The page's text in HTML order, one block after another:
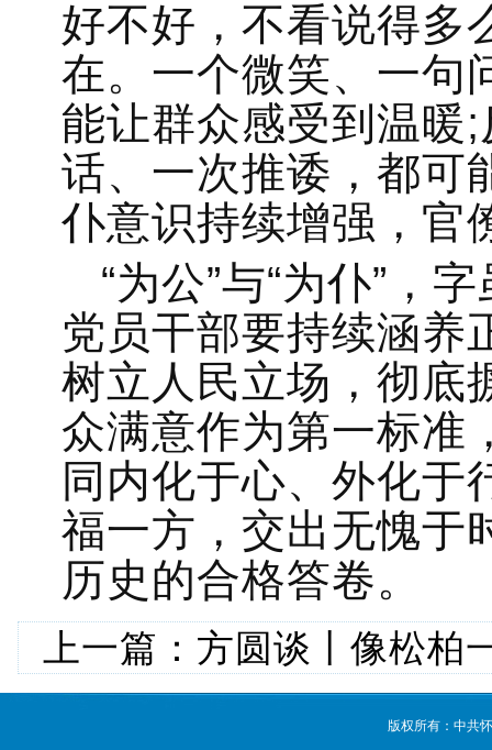
好不好，不看说得多
在。一个微笑、一句
能让群众感受到温暖
话、一次推诿，都可
仆意识持续增强，官
“为公”与“为仆”，
党员干部要持续涵养
树立人民立场，彻底
众满意作为第一标准
同内化于心、外化于
福一方，交出无愧于
历史的合格答卷。
上一篇： 方圆谈丨像松柏
版权所有：中共